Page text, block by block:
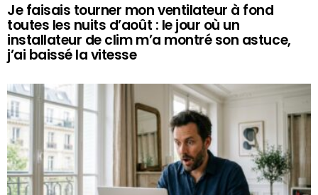
Je faisais tourner mon ventilateur à fond
toutes les nuits d’août : le jour où un
installateur de clim m’a montré son astuce,
j’ai baissé la vitesse